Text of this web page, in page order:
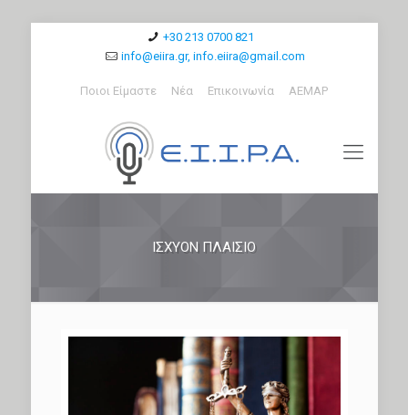
+30 213 0700 821
info@eiira.gr, info.eiira@gmail.com
Ποιοι Είμαστε Νέα Επικοινωνία ΑΕΜΑΡ
ΙΣΧΎΟΝ ΠΛΑΊΣΙΟ